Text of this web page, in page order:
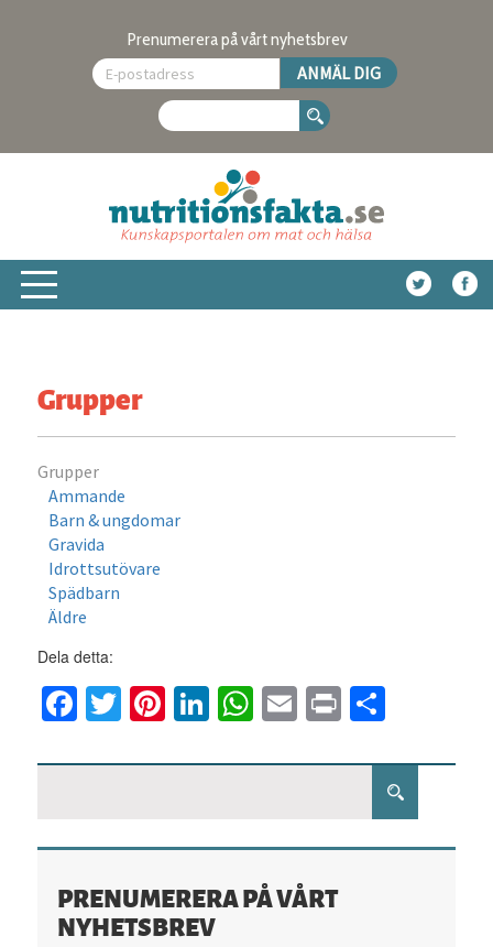
Prenumerera på vårt nyhetsbrev
Grupper
Grupper
Ammande
Barn & ungdomar
Gravida
Idrottsutövare
Spädbarn
Äldre
Dela detta:
Facebook
Twitter
Pinterest
LinkedIn
WhatsApp
Email
Print
PRENUMERERA PÅ VÅRT
NYHETSBREV